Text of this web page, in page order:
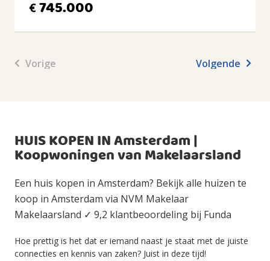
€745.000
Vorige Volgende
HUIS KOPEN IN Amsterdam |
Koopwoningen van Makelaarsland
Een huis kopen in Amsterdam? Bekijk alle huizen te
koop in Amsterdam via NVM Makelaar
Makelaarsland ✓ 9,2 klantbeoordeling bij Funda
Hoe prettig is het dat er iemand naast je staat met de juiste
connecties en kennis van zaken? Juist in deze tijd!